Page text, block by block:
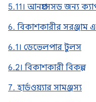
5.11। আনপ্রসেসড জন্য
6. বিকাশকারীর সরঞ্জাম
6.1। ডেভেলপার টুলস
6.2। বিকাশকারী বিকল্প
7. হার্ডওয়্যার সামঞ্জস্য